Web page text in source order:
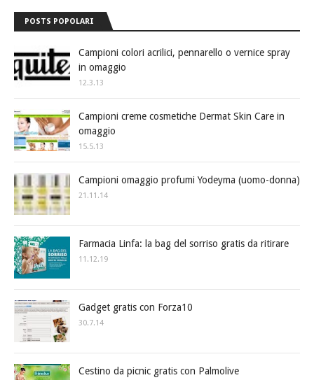
POSTS POPOLARI
Campioni colori acrilici, pennarello o vernice spray
in omaggio
12.3.13
Campioni creme cosmetiche Dermat Skin Care in
omaggio
15.5.13
Campioni omaggio profumi Yodeyma (uomo-donna)
21.11.14
Farmacia Linfa: la bag del sorriso gratis da ritirare
11.12.19
Gadget gratis con Forza10
30.7.14
Cestino da picnic gratis con Palmolive